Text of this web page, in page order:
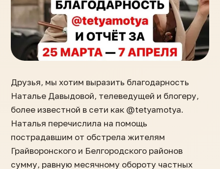
Друзья, мы хотим выразить благодарность
Наталье Давыдовой, телеведущей и блогеру,
более известной в сети как @tetyamotya.
Наталья перечислила на помощь
пострадавшим от обстрела жителям
Грайворонского и Белгородского районов
сумму, равную месячному обороту частных